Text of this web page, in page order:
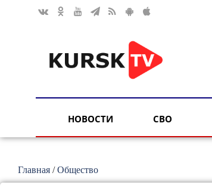
НОВОСТИ СВО
Главная /Общество